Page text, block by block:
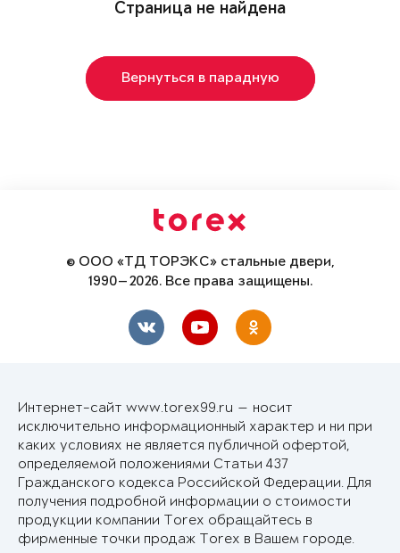
Страница не найдена
Вернуться в парадную
© ООО «ТД ТОРЭКС» стальные двери,
1990—2026. Все права защищены.
Интернет-сайт www.torex99.ru — носит
исключительно информационный характер и ни при
каких условиях не является публичной офертой,
определяемой положениями Статьи 437
Гражданского кодекса Российской Федерации. Для
получения подробной информации о стоимости
продукции компании Torex обращайтесь в
фирменные точки продаж Torex в Вашем городе.